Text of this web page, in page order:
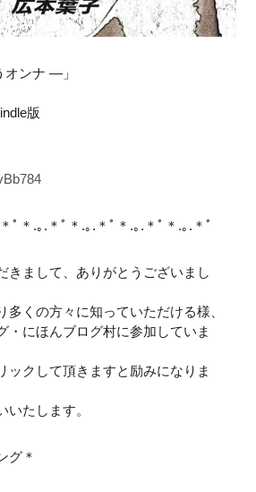
オンナ —」
版
ﾟ＊.｡.＊ﾟ＊.｡.＊ﾟ＊.｡.＊ﾟ＊.｡.＊ﾟ
きまして、ありがとうございまし
多くの方々に知っていただける様、
・にほんブログ村に参加していま
ックして頂きますと励みになりま
いたします。
グ＊